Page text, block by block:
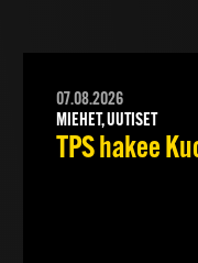
07.08.2026
MIEHET, UUTISET
TPS hakee